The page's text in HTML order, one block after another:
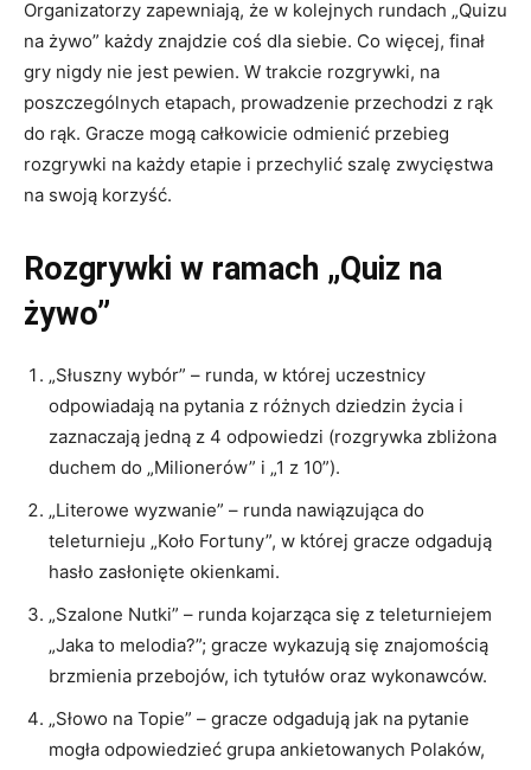
Organizatorzy zapewniają, że w kolejnych rundach „Quizu
na żywo” każdy znajdzie coś dla siebie. Co więcej, finał
gry nigdy nie jest pewien. W trakcie rozgrywki, na
poszczególnych etapach, prowadzenie przechodzi z rąk
do rąk. Gracze mogą całkowicie odmienić przebieg
rozgrywki na każdy etapie i przechylić szalę zwycięstwa
na swoją korzyść.
Rozgrywki w ramach „Quiz na
żywo”
„Słuszny wybór” – runda, w której uczestnicy
odpowiadają na pytania z różnych dziedzin życia i
zaznaczają jedną z 4 odpowiedzi (rozgrywka zbliżona
duchem do „Milionerów” i „1 z 10”).
„Literowe wyzwanie” – runda nawiązująca do
teleturnieju „Koło Fortuny”, w której gracze odgadują
hasło zasłonięte okienkami.
„Szalone Nutki” – runda kojarząca się z teleturniejem
„Jaka to melodia?”; gracze wykazują się znajomością
brzmienia przebojów, ich tytułów oraz wykonawców.
„Słowo na Topie” – gracze odgadują jak na pytanie
mogła odpowiedzieć grupa ankietowanych Polaków,